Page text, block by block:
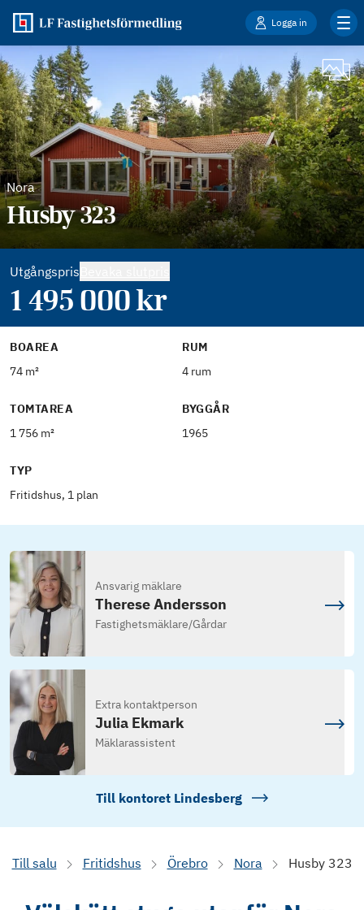
Logga in
Nora
Husby 323
Utgångspris
1 495 000kr
BOAREA
74 m²
RUM
4 rum
TOMTAREA
1 756 m²
BYGGÅR
1965
TYP
Fritidshus, 1 plan
Ansvarig mäklare
Therese Andersson
Fastighetsmäklare/Gårdar
Extra kontaktperson
Julia Ekmark
Mäklarassistent
Till kontoret Lindesberg
Till salu Fritidshus Örebro Nora Husby 323